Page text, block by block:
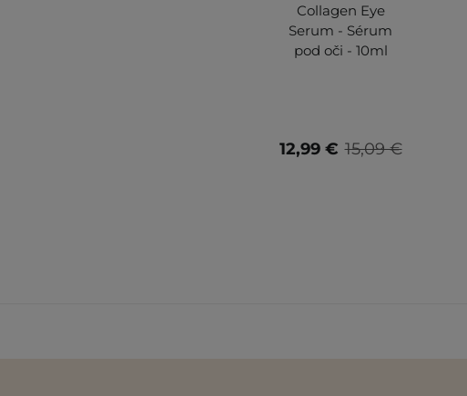
Collagen Eye
Serum - Sérum
pod oči - 10ml
15,09 €
12,99 €